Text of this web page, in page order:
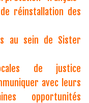
réinstallation des
au sein de Sister
de justice
avec leurs
opportunités